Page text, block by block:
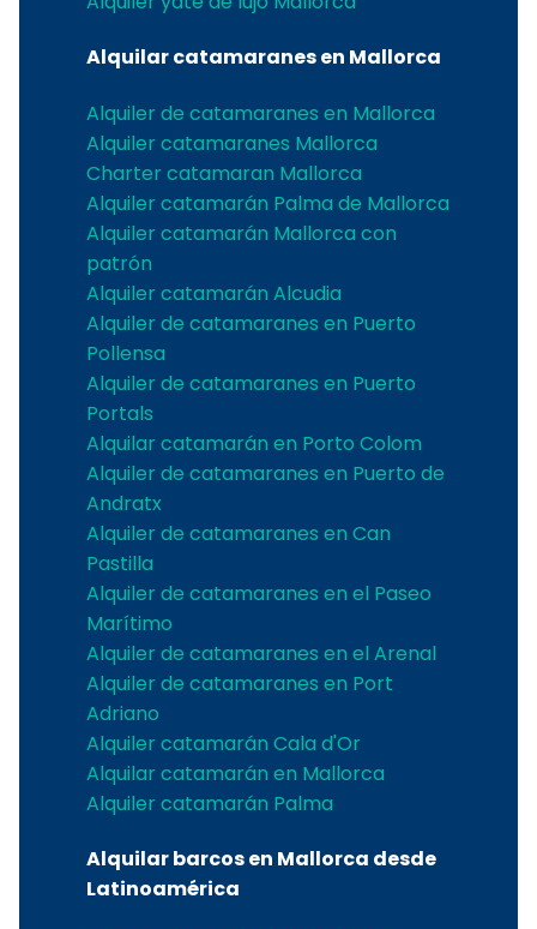
Alquilar catamaranes en Mallorca
Alquiler de catamaranes en Mallorca
Alquiler catamaranes Mallorca
Charter catamaran Mallorca
Alquiler catamarán Palma de Mallorca
Alquiler catamarán Mallorca con
patrón
Alquiler catamarán Alcudia
Alquiler de catamaranes en Puerto
Pollensa
Alquiler de catamaranes en Puerto
Portals
Alquilar catamarán en Porto Colom
Alquiler de catamaranes en Puerto de
Andratx
Alquiler de catamaranes en Can
Pastilla
Alquiler de catamaranes en el Paseo
Marítimo
Alquiler de catamaranes en el Arenal
Alquiler de catamaranes en Port
Adriano
Alquiler catamarán Cala d'Or
Alquilar catamarán en Mallorca
Alquiler catamarán Palma
Alquilar barcos en Mallorca desde
Latinoamérica